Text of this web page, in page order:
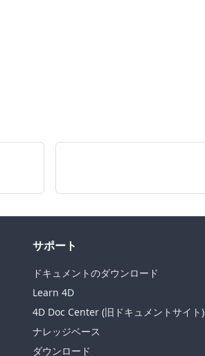
サポート
ドキュメントのダウンロード
Learn 4D
4D Doc Center (旧ドキュメントサイト)
ナレッジベース
ダウンロード